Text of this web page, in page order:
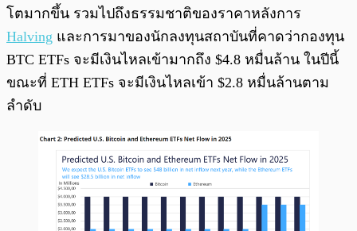
โตมากขึ้น รวมไปถึงธรรมชาติของราคาหลังการ
Halving และการมาของนักลงทุนสถาบันที่คาดว่ากองทุน
BTC ETFs จะมีเงินไหลเข้ามากถึง $4.8 หมื่นล้าน ในปีนี้
ขณะที่ ETH ETFs จะมีเงินไหลเข้า $2.8 หมื่นล้านตาม
ลำดับ